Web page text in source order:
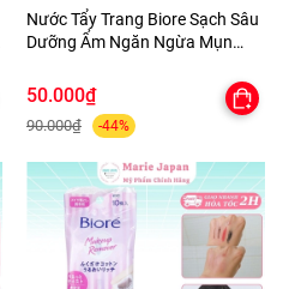
Nước Tẩy Trang Biore Sạch Sâu
Dưỡng Ẩm Ngăn Ngừa Mụn
Bản
50.000₫
90.000₫ -44%